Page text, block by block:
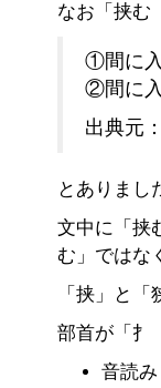
なお「挟む
①間に入
②間に入
出典元
とありまし
文中に「挟
む」ではな
「挟」と
部首が「扌
音読